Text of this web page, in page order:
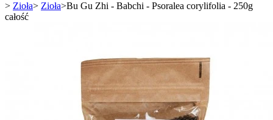
> Zioła> Zioła>Bu Gu Zhi - Babchi - Psoralea corylifolia - 250g
całość